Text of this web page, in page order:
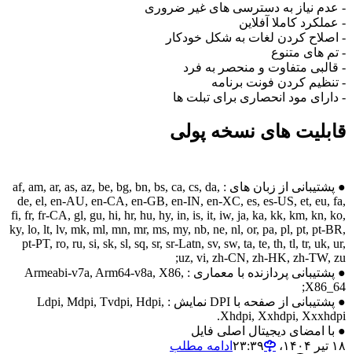
- عدم نیاز به دسترسی های غیر ضروری
- عملکرد کاملا آفلاین
- اصلاح کردن لغات به شکل خودکار
- تم های متنوع
- قالبی متفاوت و منحصر به فرد
- تنظیم کردن فونت برنامه
- دارای مود انحصاری برای تبلت ها
قابلیت های نسخه پولی
● پشتیبانی از زبان های : af, am, ar, as, az, be, bg, bn, bs, ca, cs, da,
de, el, en-AU, en-CA, en-GB, en-IN, en-XC, es, es-US, et, eu, fa,
fi, fr, fr-CA, gl, gu, hi, hr, hu, hy, in, is, it, iw, ja, ka, kk, km, kn, ko,
ky, lo, lt, lv, mk, ml, mn, mr, ms, my, nb, ne, nl, or, pa, pl, pt, pt-BR,
pt-PT, ro, ru, si, sk, sl, sq, sr, sr-Latn, sv, sw, ta, te, th, tl, tr, uk, ur,
uz, vi, zh-CN, zh-HK, zh-TW, zu;
● پشتیبانی پردازنده با معماری : Armeabi-v7a, Arm64-v8a, X86,
X86_64;
● پشتیبانی از صفحه با DPI نمایش : Ldpi, Mdpi, Tvdpi, Hdpi,
Xhdpi, Xxhdpi, Xxxhdpi.
● با امضای دیجیتال اصلی فایل
۱۸ تیر ۱۴۰۴،‏ ۲۳:۳۹
ادامه مطلب